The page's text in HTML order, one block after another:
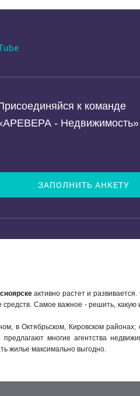
к команде
- Недвижимость»
ЗАПОЛНИТЬ АНКЕТУ
активно растет и
средств. Самое важное - решить, какую
в Октябрьском, Кировском районах;
многие агентства
жилье максимально выгодно.